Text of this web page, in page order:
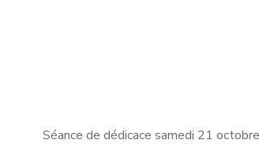
Séance de dédicace samedi 21